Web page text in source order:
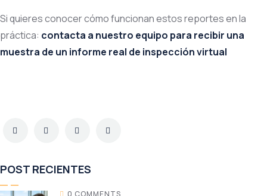
Si quieres conocer cómo funcionan estos reportes en la
práctica: contacta a nuestro equipo para recibir una
muestra de un informe real de inspección virtual
POST RECIENTES